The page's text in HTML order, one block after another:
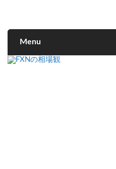
Menu